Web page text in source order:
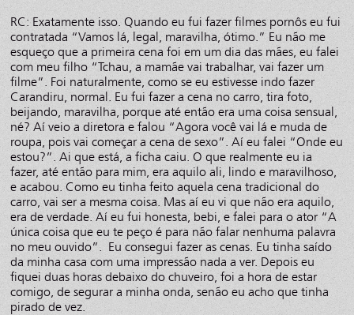
RC: Exatamente isso. Quando eu fui fazer filmes pornôs eu fui
contratada “Vamos lá, legal, maravilha, ótimo.” Eu não me
esqueço que a primeira cena foi em um dia das mães, eu falei
com meu filho “Tchau, a mamãe vai trabalhar, vai fazer um
filme”. Foi naturalmente, como se eu estivesse indo fazer
Carandiru, normal. Eu fui fazer a cena no carro, tira foto,
beijando, maravilha, porque até então era uma coisa sensual,
né? Aí veio a diretora e falou “Agora você vai lá e muda de
roupa, pois vai começar a cena de sexo”. Aí eu falei “Onde eu
estou?”. Ai que está, a ficha caiu. O que realmente eu ia
fazer, até então para mim, era aquilo ali, lindo e maravilhoso,
e acabou. Como eu tinha feito aquela cena tradicional do
carro, vai ser a mesma coisa. Mas aí eu vi que não era aquilo,
era de verdade. Aí eu fui honesta, bebi, e falei para o ator “A
única coisa que eu te peço é para não falar nenhuma palavra
no meu ouvido”. Eu consegui fazer as cenas. Eu tinha saído
da minha casa com uma impressão nada a ver. Depois eu
fiquei duas horas debaixo do chuveiro, foi a hora de estar
comigo, de segurar a minha onda, senão eu acho que tinha
pirado de vez.